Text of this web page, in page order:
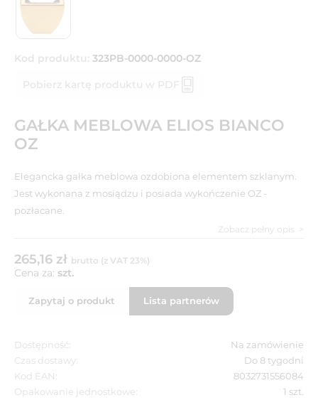
Kod produktu: 323PB-0000-0000-OZ
Pobierz kartę produktu w PDF
GAŁKA MEBLOWA ELIOS BIANCO
OZ
Elegancka gałka meblowa ozdobiona elementem szklanym.
Jest wykonana z mosiądzu i posiada wykończenie OZ -
pozłacane.
Zobacz pełny opis
265,16 zł brutto (z VAT 23%)
Cena za: szt.
Zapytaj o produkt Lista partnerów
Dostępność:
Na zamówienie
Czas dostawy:
Do 8 tygodni
Kod EAN:
8032731556084
Opakowanie jednostkowe:
1 szt.